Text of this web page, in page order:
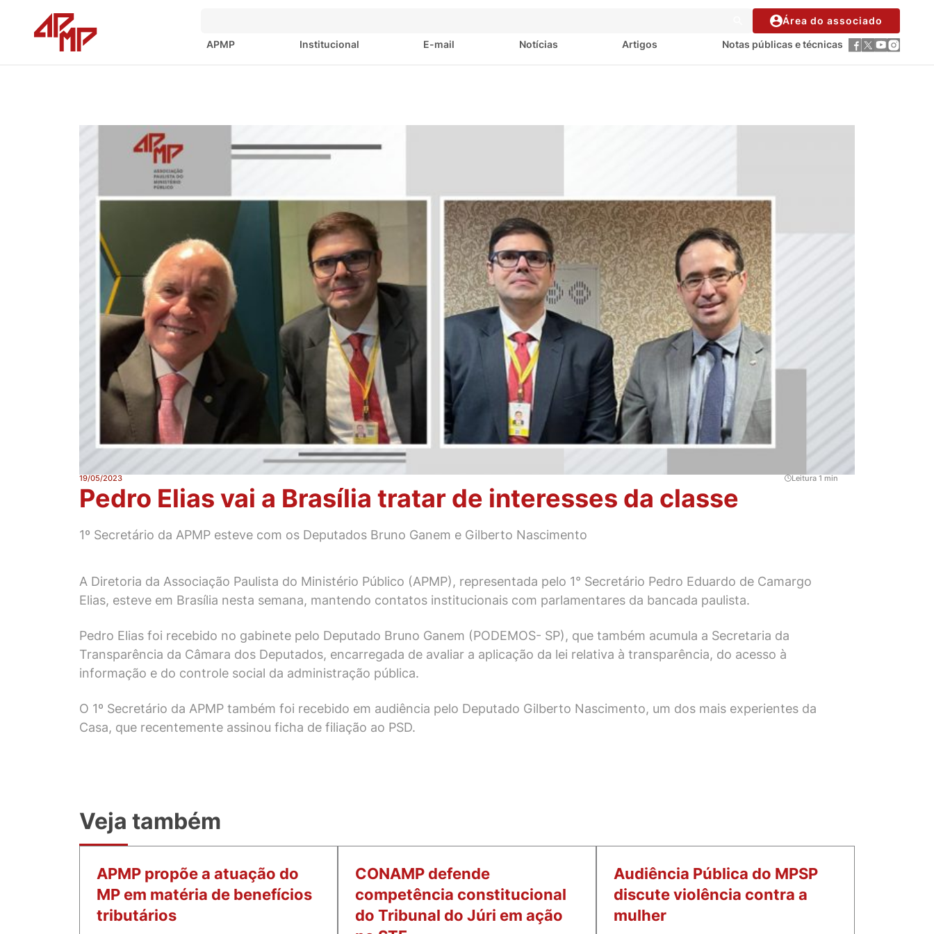
Área do associado
APMP
Institucional E-mail Notícias Artigos Notas públicas e técnicas
19/05/2023 Leitura 1 min
Pedro Elias vai a Brasília tratar de interesses da classe
1º Secretário da APMP esteve com os Deputados Bruno Ganem e Gilberto Nascimento
A Diretoria da Associação Paulista do Ministério Público (APMP), representada pelo 1° Secretário Pedro Eduardo de Camargo
Elias, esteve em Brasília nesta semana, mantendo contatos institucionais com parlamentares da bancada paulista.
Pedro Elias foi recebido no gabinete pelo Deputado Bruno Ganem (PODEMOS- SP), que também acumula a Secretaria da
Transparência da Câmara dos Deputados, encarregada de avaliar a aplicação da lei relativa à transparência, do acesso à
informação e do controle social da administração pública.
O 1º Secretário da APMP também foi recebido em audiência pelo Deputado Gilberto Nascimento, um dos mais experientes da
Casa, que recentemente assinou ficha de filiação ao PSD.
Veja também
APMP propõe a atuação do
MP em matéria de benefícios
tributários
CONAMP defende
competência constitucional
do Tribunal do Júri em ação
Audiência Pública do MPSP
discute violência contra a
mulher